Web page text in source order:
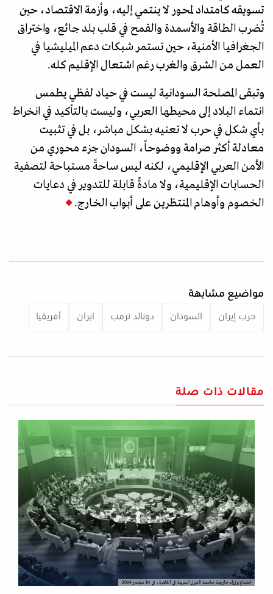
تسويقه كامتداد لمحور لا ينتمي إليه، وأزمة الاقتصاد، حين
تُضرب الطاقة والأسمدة والقمح في قلب بلد جائع، واختراق
الجغرافيا الأمنية، حين تستمر شبكات دعم الميليشيا في
العمل من الشرق والغرب رغم اشتعال الإقليم كله.
وتبقى المصلحة السودانية ليست في حياد لفظي يطمس
انتماء البلاد إلى محيطها العربي، وليست بالتأكيد في انخراط
بأي شكل في حرب لا تعنيه بشكل مباشر، بل في تثبيت
معادلة أكثر صرامة ووضوحاً، السودان جزء محوري من
الأمن العربي الإقليمي، لكنه ليس ساحةً مستباحة لتصفية
الحسابات الإقليمية، ولا مادةً قابلة للتدوير في دعايات
الخصوم وأوهام المنتظرين على أبواب الخارج.
مواضيع مشابهة
حرب إيران السودان دونالد ترمب ايران أفريقيا
مقالات ذات صلة
اجتماع وزراء خارجية جامعة الدول العربية في القاهرة، في 10 سبتمبر 2024